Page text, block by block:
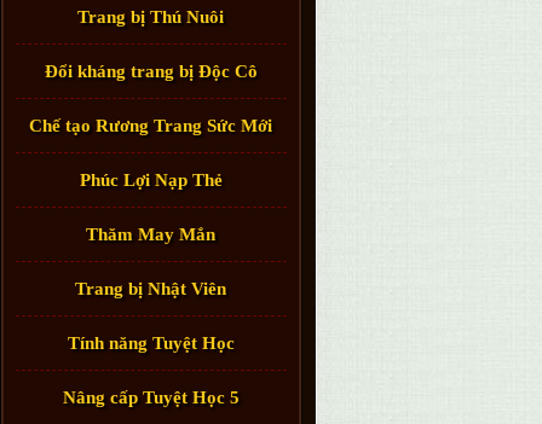
Trang bị Thú Nuôi
Đổi kháng trang bị Độc Cô
Chế tạo Rương Trang Sức Mới
Phúc Lợi Nạp Thẻ
Thăm May Mắn
Trang bị Nhật Viên
Tính năng Tuyệt Học
Nâng cấp Tuyệt Học 5